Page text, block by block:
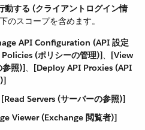
動する (クライアントログイン情
のスコープを含めます。
API Configuration (API 設定
(ポリシーの管理)]​、​ [View
参照)]​、​ [Deploy API Proxies (API
[Read Servers (サーバーの参照)]
Viewer (Exchange 閲覧者)]